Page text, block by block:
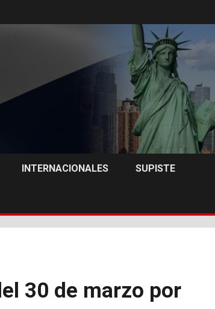
INTERNACIONALES SUPISTE
30 de marzo por